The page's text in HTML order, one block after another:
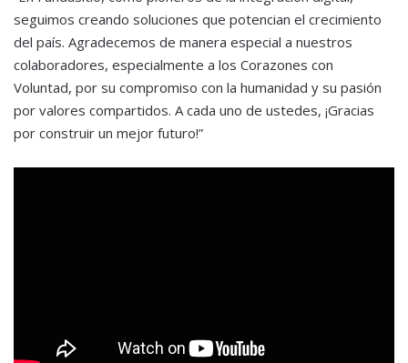
seguimos creando soluciones que potencian el crecimiento
del país. Agradecemos de manera especial a nuestros
colaboradores, especialmente a los Corazones con
Voluntad, por su compromiso con la humanidad y su pasión
por valores compartidos. A cada uno de ustedes, ¡Gracias
por construir un mejor futuro!”